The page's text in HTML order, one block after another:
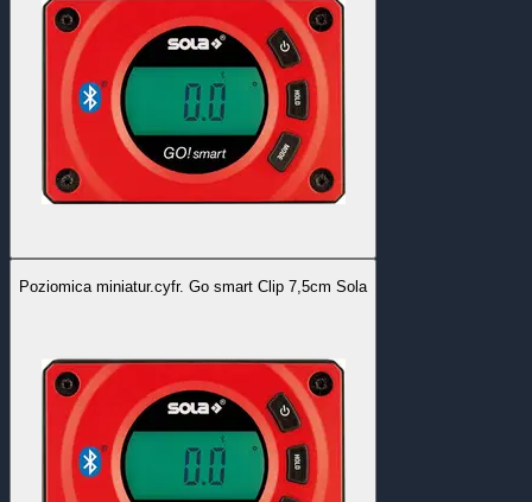
Poziomica miniatur.cyfr. Go smart Clip 7,5cm Sola